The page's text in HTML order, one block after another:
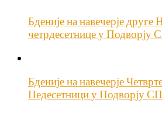
Бденије на навечерје
четрдесетнице у
Бденије на навечерје
Педесетници у Подворју